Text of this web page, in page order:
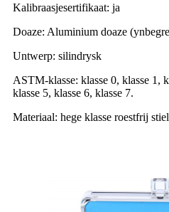
Kalibraasjesertifikaat: ja
Doaze: Aluminium doaze
Untwerp: silindrysk
ASTM-klasse: klasse 0, klasse 1,
klasse 5, klasse 6, klasse 7.
Materiaal: hege klasse roestfrij